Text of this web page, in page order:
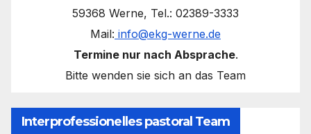
59368 Werne, Tel.: 02389-3333
Mail: info@ekg-werne.de
Termine nur nach Absprache.
Bitte wenden sie sich an das Team
Interprofessionelles pastoral Team